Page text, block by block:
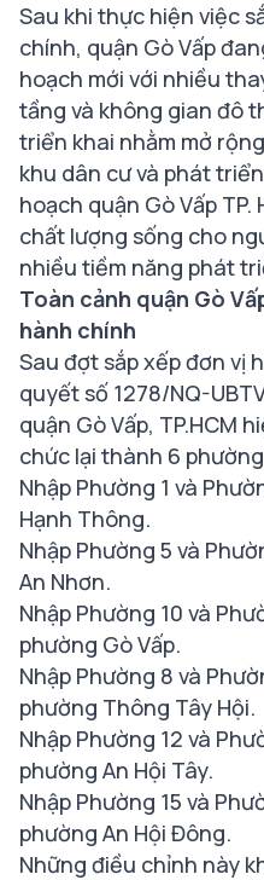
Sau khi thực hiện việc
chính, quận Gò Vấp
hoạch mới với nhiều
tầng và không gian đô
triển khai nhằm mở
khu dân cư và phát
hoạch quận Gò Vấp
chất lượng sống cho
nhiều tiềm năng phát
Toàn cảnh quận Gò
hành chính
Sau đợt sắp xếp đơn vị
quyết số 1278/NQ-
quận Gò Vấp, TP.HCM
chức lại thành 6
Nhập Phường 1 và
Hạnh Thông.
Nhập Phường 5 và
An Nhơn.
Nhập Phường 10 và
phường Gò Vấp.
Nhập Phường 8 và
phường Thông Tây Hội.
Nhập Phường 12 và
phường An Hội Tây.
Nhập Phường 15 và
phường An Hội Đông.
Những điều chỉnh này